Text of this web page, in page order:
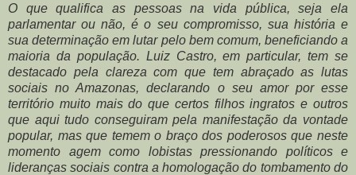
O que qualifica as pessoas na vida pública, seja ela
parlamentar ou não, é o seu compromisso, sua história e
sua determinação em lutar pelo bem comum, beneficiando a
maioria da população. Luiz Castro, em particular, tem se
destacado pela clareza com que tem abraçado as lutas
sociais no Amazonas, declarando o seu amor por esse
território muito mais do que certos filhos ingratos e outros
que aqui tudo conseguiram pela manifestação da vontade
popular, mas que temem o braço dos poderosos que neste
momento agem como lobistas pressionando políticos e
lideranças sociais contra a homologação do tombamento do